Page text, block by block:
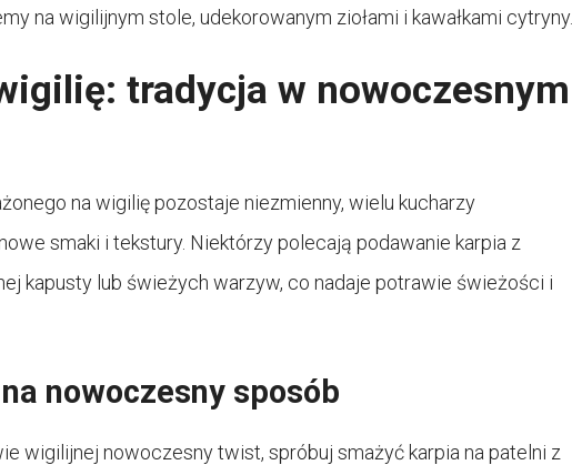
na wigilijnym stole, udekorowanym ziołami i kawałkami cytryny.
tradycja w nowoczesnym
na wigilię pozostaje niezmienny, wielu kucharzy
smaki i tekstury. Niektórzy polecają podawanie karpia z
kapusty lub świeżych warzyw, co nadaje potrawie świeżości i
nowoczesny sposób
wigilijnej nowoczesny twist, spróbuj smażyć karpia na patelni z